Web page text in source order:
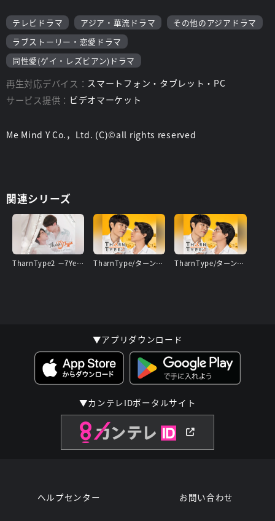
テレビドラマ アジア・華流ドラマ
その他のアジアドラマ
ラブストーリー・恋愛ドラマ
同性愛(ゲイ・レズビアン)ドラマ
再生対応デバイス： スマートフォン・タブレット・PC
サービス提供： ビデオマーケット
Me Mind Y Co.，Ltd. (C)©all rights reserved
関連シリーズ
TharnType2 －7Years of Love－ TharnType/ターン×タイプ スペシャルEP～最後の愛～ TharnType/ターン×タイプ
▼アプリダウンロード
▼カンテレIDポータルサイト
ヘルプセンター お問い合わせ